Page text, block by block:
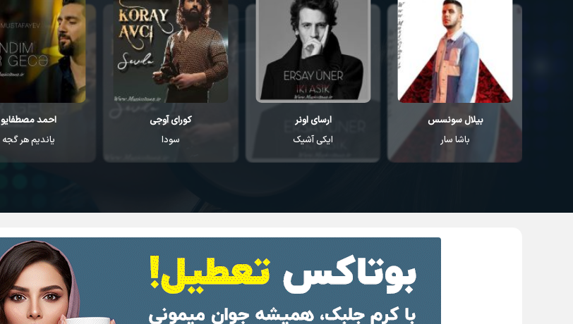
بیلال سونسس
باشا سار
ارسای اونر
ایکی آشیک
کورای آوجی
سودا
احمد مصطفایو
یاندیم هر گجه